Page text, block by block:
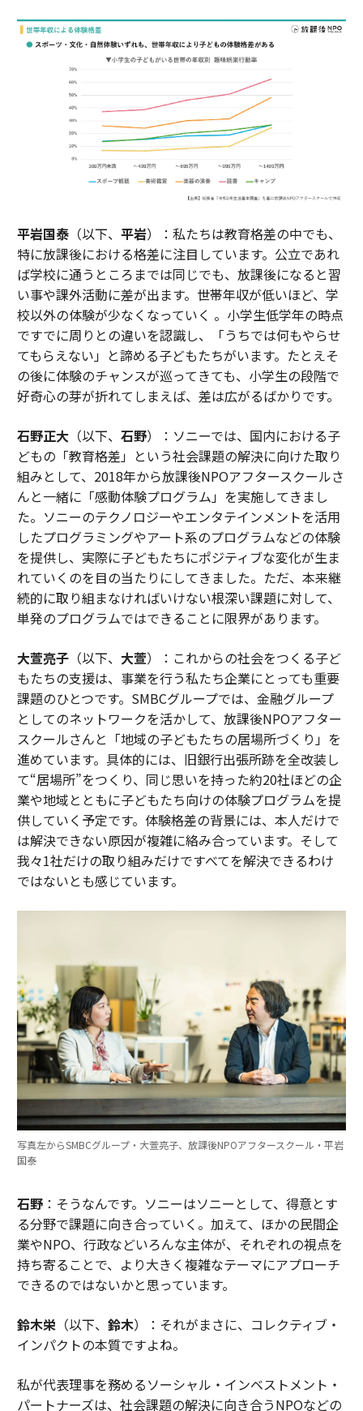
平岩国泰（以下、 平岩）：私たちは教育格差の中でも、
特に放課後における格差に注目しています。公立であれ
ば学校に通うところまでは同じでも、放課後になると習
い事や課外活動に差が出ます。世帯年収が低いほど、学
校以外の体験が少なくなっていく 。小学生低学年の時点
ですでに周りとの違いを認識し、「うちでは何もやらせ
てもらえない」と諦める子どもたちがいます。たとえそ
の後に体験のチャンスが巡ってきても、小学生の段階で
好奇心の芽が折れてしまえば、差は広がるばかりです。
石野正大（以下、 石野）：ソニーでは、国内における子
どもの「教育格差」という社会課題の解決に向けた取り
組みとして、2018年から放課後NPOアフタースクールさ
んと一緒に「感動体験プログラム」を実施してきまし
た。ソニーのテクノロジーやエンタテインメントを活用
したプログラミングやアート系のプログラムなどの体験
を提供し、実際に子どもたちにポジティブな変化が生ま
れていくのを目の当たりにしてきました。ただ、本来継
続的に取り組まなければいけない根深い課題に対して、
単発のプログラムではできることに限界があります。
大萱亮子（以下、 大萱）：これからの社会をつくる子ど
もたちの支援は、事業を行う私たち企業にとっても重要
課題のひとつです。SMBCグループでは、金融グループ
としてのネットワークを活かして、放課後NPOアフター
スクールさんと「地域の子どもたちの居場所づくり」を
進めています。具体的には、旧銀行出張所跡を全改装し
て“居場所”をつくり、同じ思いを持った約20社ほどの企
業や地域とともに子どもたち向けの体験プログラムを提
供していく予定です。体験格差の背景には、本人だけで
は解決できない原因が複雑に絡み合っています。そして
我々1社だけの取り組みだけですべてを解決できるわけ
ではないとも感じています。
写真左からSMBCグループ・大萱亮子、放課後NPOアフタースクール・平岩
国泰
石野：そうなんです。ソニーはソニーとして、得意とす
る分野で課題に向き合っていく。加えて、ほかの民間企
業やNPO、行政などいろんな主体が、それぞれの視点を
持ち寄ることで、より大きく複雑なテーマにアプローチ
できるのではないかと思っています。
鈴木栄 （以下、 鈴木）：それがまさに、コレクティブ・
インパクトの本質ですよね。
私が代表理事を務めるソーシャル・インベストメント・
パートナーズは、社会課題の解決に向き合うNPOなどの